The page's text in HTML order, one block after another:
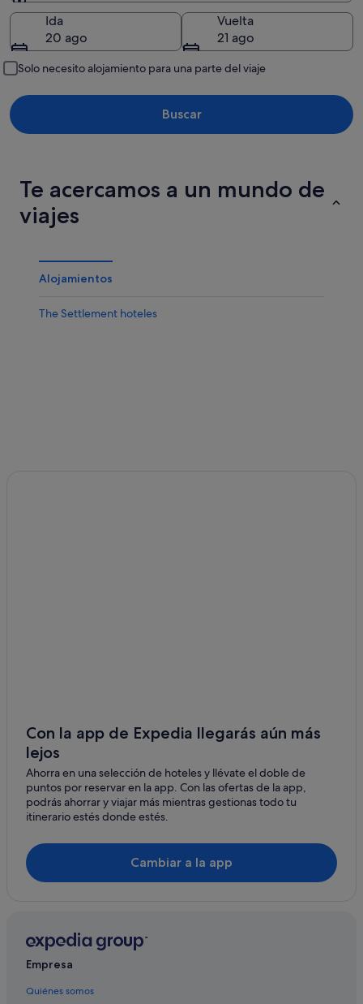
Destino
Ida
20 ago
Vuelta
21 ago
Solo necesito alojamiento para una parte del viaje
Buscar
Te acercamos a un mundo de
viajes
Alojamientos
The Settlement hoteles
Con la app de Expedia llegarás aún más
lejos
Ahorra en una selección de hoteles y llévate el doble de
puntos por reservar en la app. Con las ofertas de la app,
podrás ahorrar y viajar más mientras gestionas todo tu
itinerario estés donde estés.
Cambiar a la app
Empresa
Quiénes somos